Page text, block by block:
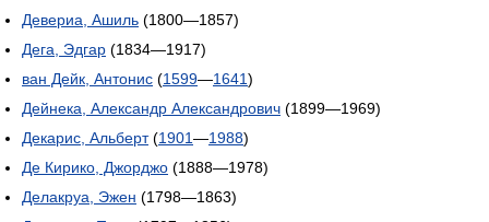
Девериа, Ашиль (1800—1857)
Дега, Эдгар (1834—1917)
ван Дейк, Антонис (1599—1641)
Дейнека, Александр Александрович (1899—1969)
Декарис, Альберт(1901—1988)
Де Кирико, Джорджо (1888—1978)
Делакруа, Эжен (1798—1863)